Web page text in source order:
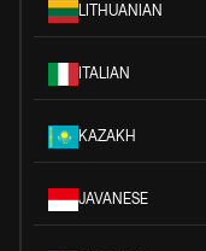
LITHUANIAN
ITALIAN
KAZAKH
JAVANESE